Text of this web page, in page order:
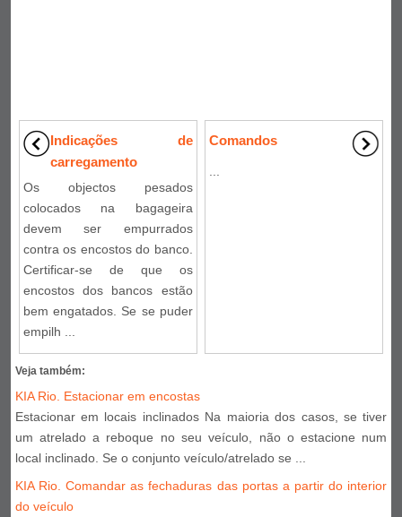
Indicações de
carregamento
Os objectos pesados
colocados na bagageira
devem ser empurrados
contra os encostos do banco.
Certificar-se de que os
encostos dos bancos estão
bem engatados. Se se puder
empilh ...
Comandos
Veja também:
KIA Rio. Estacionar em encostas
Estacionar em locais inclinados Na maioria dos casos, se tiver
um atrelado a reboque no seu veículo, não o estacione num
local inclinado. Se o conjunto veículo/atrelado se ...
KIA Rio. Comandar as fechaduras das portas a partir do interior
do veículo